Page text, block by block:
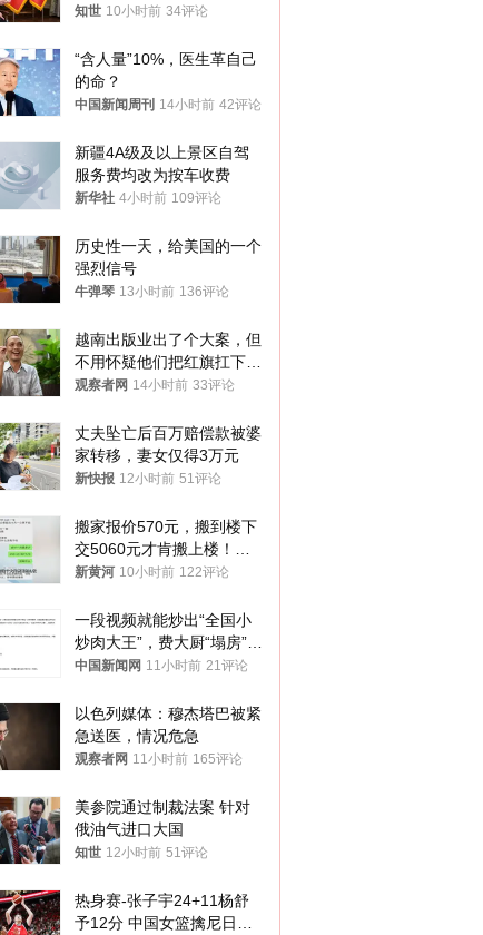
国，但他们也在对话
知世 10小时前 34评论
“含人量”10%，医生革自己
的命？
中国新闻周刊 14小时前 42评论
新疆4A级及以上景区自驾
服务费均改为按车收费
新华社 4小时前 109评论
历史性一天，给美国的一个
强烈信号
牛弹琴 13小时前 136评论
越南出版业出了个大案，但
不用怀疑他们把红旗扛下去
的决心
观察者网 14小时前 33评论
丈夫坠亡后百万赔偿款被婆
家转移，妻女仅得3万元
新快报 12小时前 51评论
搬家报价570元，搬到楼下
交5060元才肯搬上楼！女
子傻眼了……
新黄河 10小时前 122评论
一段视频就能炒出“全国小
炒肉大王”，费大厨“塌房”了
吗？
中国新闻网 11小时前 21评论
以色列媒体：穆杰塔巴被紧
急送医，情况危急
观察者网 11小时前 165评论
美参院通过制裁法案 针对
俄油气进口大国
知世 12小时前 51评论
热身赛-张子宇24+11杨舒
予12分 中国女篮擒尼日利